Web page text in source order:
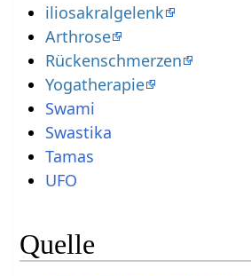
iliosakralgelenk
Arthrose
Rückenschmerzen
Yogatherapie
Swami
Swastika
Tamas
UFO
Quelle